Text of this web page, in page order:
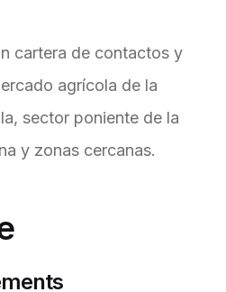
cartera de contactos y
agrícola de la
sector poniente de la
y zonas cercanas.